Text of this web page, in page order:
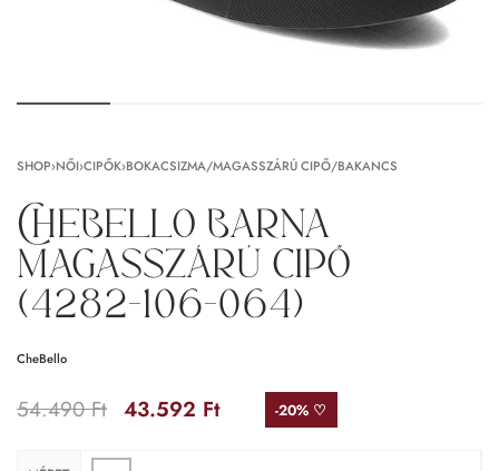
SHOP›NŐI›CIPŐK›BOKACSIZMA/MAGASSZÁRÚ CIPŐ/BAKANCS
CheBello Barna
magasszárú cipő
(4282-106-064)
CheBello
54.490Ft 43.592 Ft -20% ♡